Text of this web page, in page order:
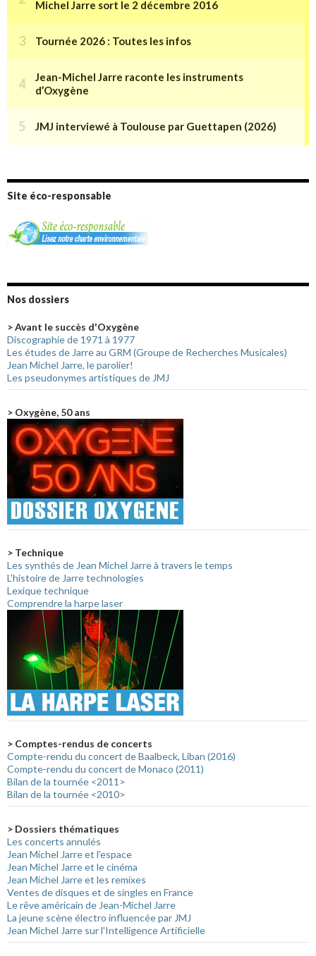
Site éco-responsable
Nos dossiers
> Avant le succès d'Oxygène
Discographie de 1971 à 1977
Les études de Jarre au GRM (Groupe de Recherches Musicales)
Jean Michel Jarre, le parolier!
Les pseudonymes artistiques de JMJ
> Oxygène, 50 ans
> Technique
Les synthés de Jean Michel Jarre à travers le temps
L'histoire de Jarre technologies
Lexique technique
Comprendre la harpe laser
> Comptes-rendus de concerts
Compte-rendu du concert de Baalbeck, Liban (2016)
Compte-rendu du concert de Monaco (2011)
Bilan de la tournée <2011>
Bilan de la tournée <2010>
> Dossiers thématiques
Les concerts annulés
Jean Michel Jarre et l'espace
Jean Michel Jarre et le cinéma
Jean Michel Jarre et les remixes
Ventes de disques et de singles en France
Le rêve américain de Jean-Michel Jarre
La jeune scène électro influencée par JMJ
Jean Michel Jarre sur l'Intelligence Artificielle